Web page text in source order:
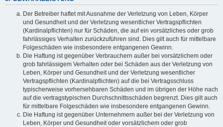
Der Betreiber haftet mit Ausnahme der Verletzung von Leben, Körper
und Gesundheit und der Verletzung wesentlicher Vertragspflichten
(Kardinalpflichten) nur für Schäden, die auf ein vorsätzliches oder grob
fahrlässiges Verhalten zurückzuführen sind. Dies gilt auch für mittelbare
Folgeschäden wie insbesondere entgangenen Gewinn.
Die Haftung ist gegenüber Verbrauchern außer bei vorsätzlichem oder
grob fahrlässigem Verhalten oder bei Schäden aus der Verletzung von
Leben, Körper und Gesundheit und der Verletzung wesentlicher
Vertragspflichten (Kardinalpflichten) auf die bei Vertragsschluss
typischerweise vorhersehbaren Schäden und im übrigen der Höhe nach
auf die vertragstypischen Durchschnittsschäden begrenzt. Dies gilt auch
für mittelbare Folgeschäden wie insbesondere entgangenen Gewinn.
Die Haftung ist gegenüber Unternehmern außer bei der Verletzung von
Leben, Körper und Gesundheit oder vorsätzlichem oder grob